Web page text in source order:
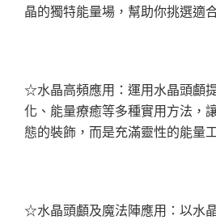
晶的獨特能量場，幫助你挑選適
☆水晶高頻應用：運用水晶頭顱
化、能量療癒等多種實用方法，
態的裝飾，而是充滿靈性的能量
☆水晶頭顱及魔法陣應用：以水